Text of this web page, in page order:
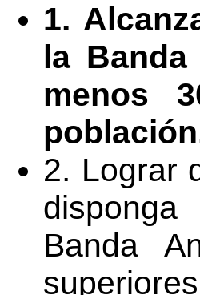
1.
la
menos
2. Lograr
Banda